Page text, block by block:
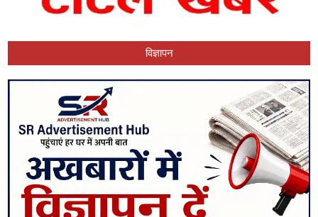
विज्ञापन